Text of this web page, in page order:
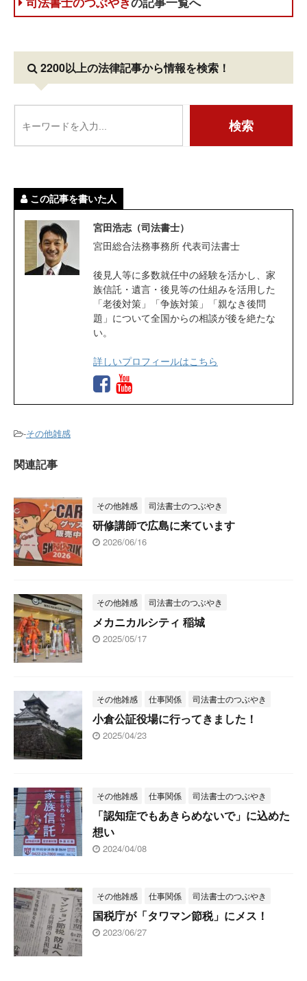
2200以上の法律記事から情報を検索！
この記事を書いた人
宮田浩志（司法書士）
宮田総合法務事務所 代表司法書士
後見人等に多数就任中の経験を活かし、家
族信託・遺言・後見等の仕組みを活用した
「老後対策」「争族対策」「親なき後問
題」について全国からの相談が後を絶たな
い。
詳しいプロフィールはこちら
-その他雑感
関連記事
その他雑感 司法書士のつぶやき
研修講師で広島に来ています
2026/06/16
その他雑感 司法書士のつぶやき
メカニカルシティ 稲城
2025/05/17
その他雑感 仕事関係 司法書士のつぶやき
小倉公証役場に行ってきました！
2025/04/23
その他雑感 仕事関係 司法書士のつぶやき
「認知症でもあきらめないで」に込めた
想い
2024/04/08
その他雑感 仕事関係 司法書士のつぶやき
国税庁が「タワマン節税」にメス！
2023/06/27